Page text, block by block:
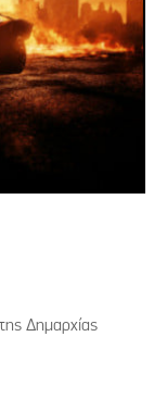
Δημαρχίας